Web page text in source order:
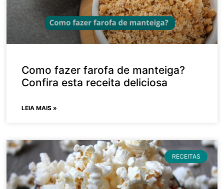
Como fazer farofa de manteiga?
Confira esta receita deliciosa
LEIA MAIS »
RECEITAS